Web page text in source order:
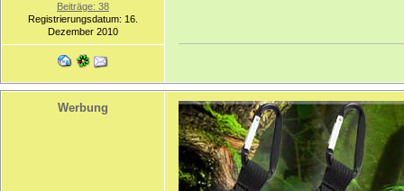
Beiträge: 38
Registrierungsdatum: 16.
Dezember 2010
Werbung